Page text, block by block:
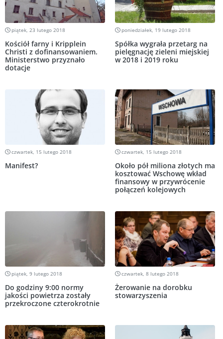
piątek, 23 lutego 2018
Kościół farny i Kripplein
Christi z dofinansowaniem.
Ministerstwo przyznało
dotacje
poniedziałek, 19 lutego 2018
Spółka wygrała przetarg na
pielęgnację zieleni miejskiej
w 2018 i 2019 roku
czwartek, 15 lutego 2018
Manifest?
czwartek, 15 lutego 2018
Około pół miliona złotych ma
kosztować Wschowę wkład
finansowy w przywrócenie
połączeń kolejowych
piątek, 9 lutego 2018
Do godziny 9:00 normy
jakości powietrza zostały
przekroczone czterokrotnie
czwartek, 8 lutego 2018
Żerowanie na dorobku
stowarzyszenia